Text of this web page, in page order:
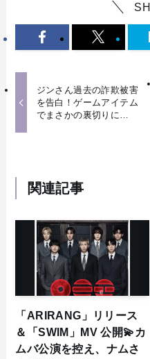
ジンさん過去の詐欺被害
を告白！ゲームアイテム
でまさかの裏切りに…
関連記事
「ARIRANG」リリース
＆「SWIM」MV 公開💫カ
ムバ公演を控え、ナムさ